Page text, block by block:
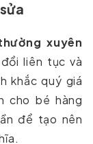
xuyên
liên tục và
khắc quý giá
cho bé hàng
để tạo nên